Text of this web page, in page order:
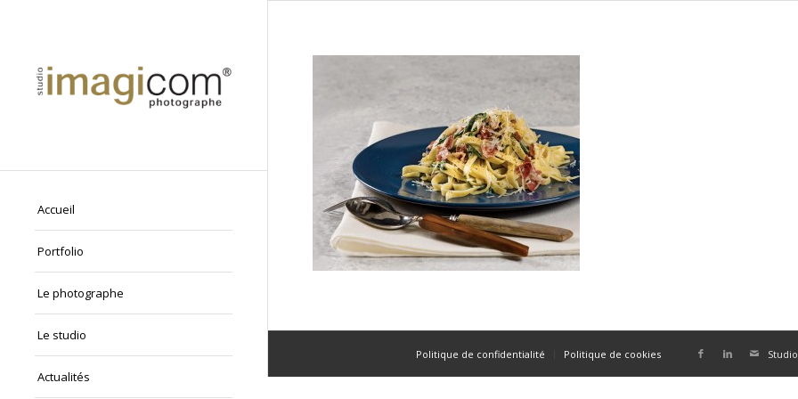
Accueil
Portfolio
Le photographe
Le studio
Actualités
Politique de confidentialité Politique de cookies